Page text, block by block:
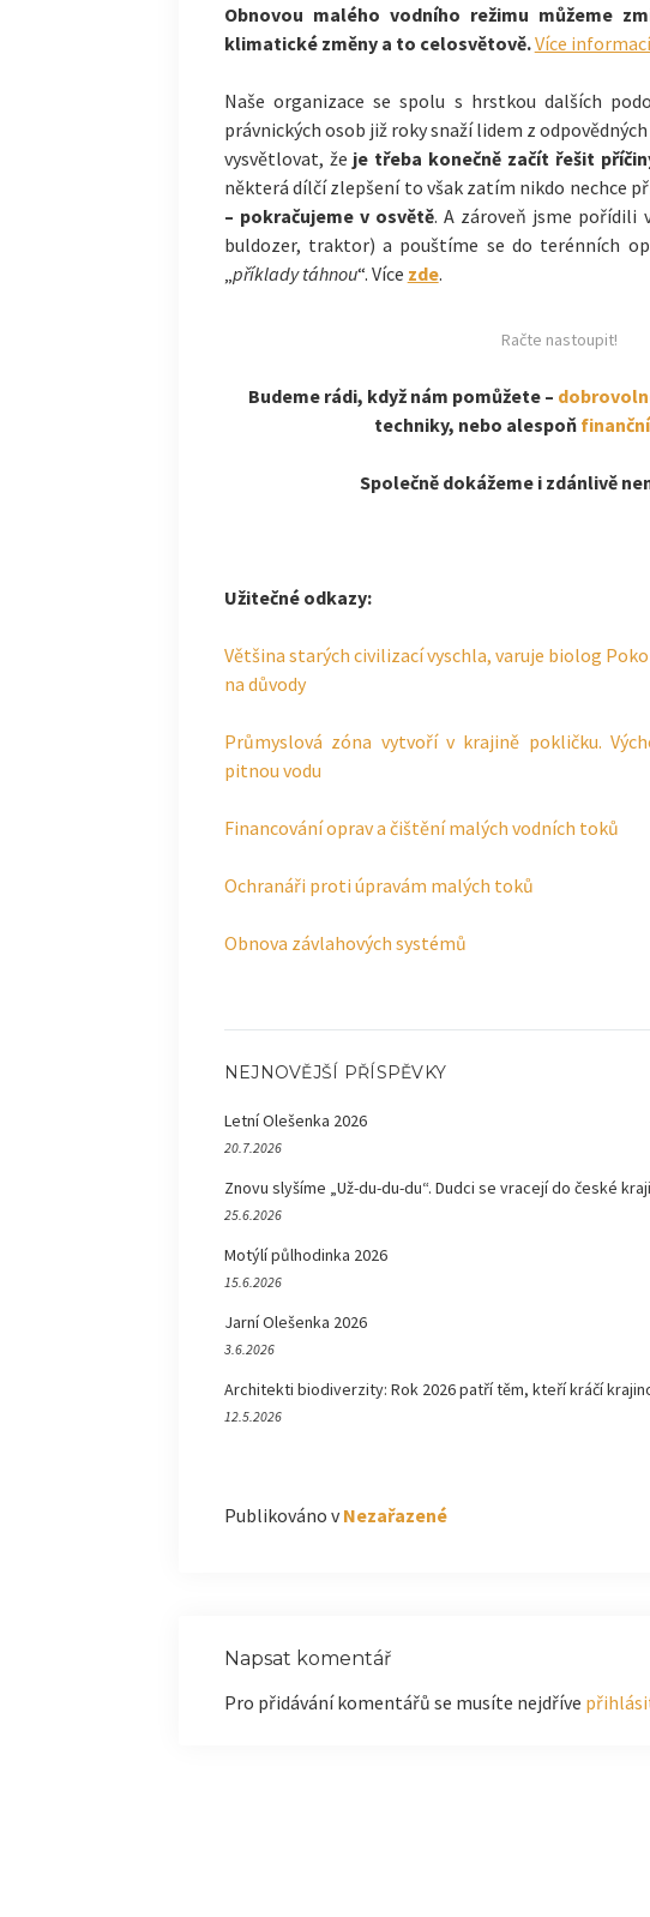
Obnovou malého vodního režimu můžeme
klimatické změny a to celosvětově.Více informací
Naše organizace se spolu s hrstkou dalších
právnických osob již roky snaží lidem z
vysvětlovat, že je třeba konečně začít řešit
některá dílčí zlepšení to však zatím nikdo nechce
– pokračujeme v osvětě. A zároveň jsme pořídili
buldozer, traktor) a pouštíme se do terénních
příklady táhnou“. Více zde.
Račte nastoupit!
Budeme rádi, když nám pomůžete –
techniky, nebo alespoň
Společně dokážeme i zdánlivě
Užitečné odkazy:
Většina starých civilizací vyschla, varuje biolog
na důvody
Průmyslová zóna vytvoří v krajině pokličku.
pitnou vodu
Financování oprav a čištění malých vodních toků
Ochranáři proti úpravám malých toků
Obnova závlahových systémů
NEJNOVĚJŠÍ PŘÍSPĚVKY
Letní Olešenka 2026
20.7.2026
Znovu slyšíme „Už-du-du-du“. Dudci se vracejí do české
25.6.2026
Motýlí půlhodinka 2026
15.6.2026
Jarní Olešenka 2026
3.6.2026
Architekti biodiverzity: Rok 2026 patří těm, kteří kráčí
12.5.2026
Publikováno v Nezařazené
Napsat komentář
Pro přidávání komentářů se musíte nejdříve